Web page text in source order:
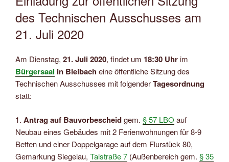
des Technischen Ausschusses am
21. Juli 2020
Am Dienstag, 21. Juli 2020, findet um 18:30 Uhrim
Bürgersaal in Bleibacheine öffentliche Sitzung des
Technischen Ausschusses mit folgenderTagesordnung
statt:
1. Antrag auf Bauvorbescheidgem. § 57 LBO auf
Neubau eines Gebäudes mit 2 Ferienwohnungen für 8-9
Betten und einer Doppelgarage auf dem Flurstück 80,
Gemarkung Siegelau, Talstraße 7 (Außenbereich gem. § 35